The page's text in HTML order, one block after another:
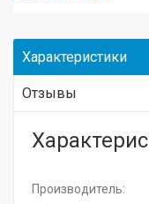
Характеристики
Отзывы
Производитель: